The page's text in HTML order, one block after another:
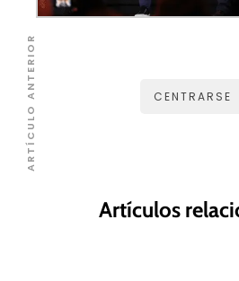
CENTRARSE
Artículos
ARTÍCULO ANTERIOR